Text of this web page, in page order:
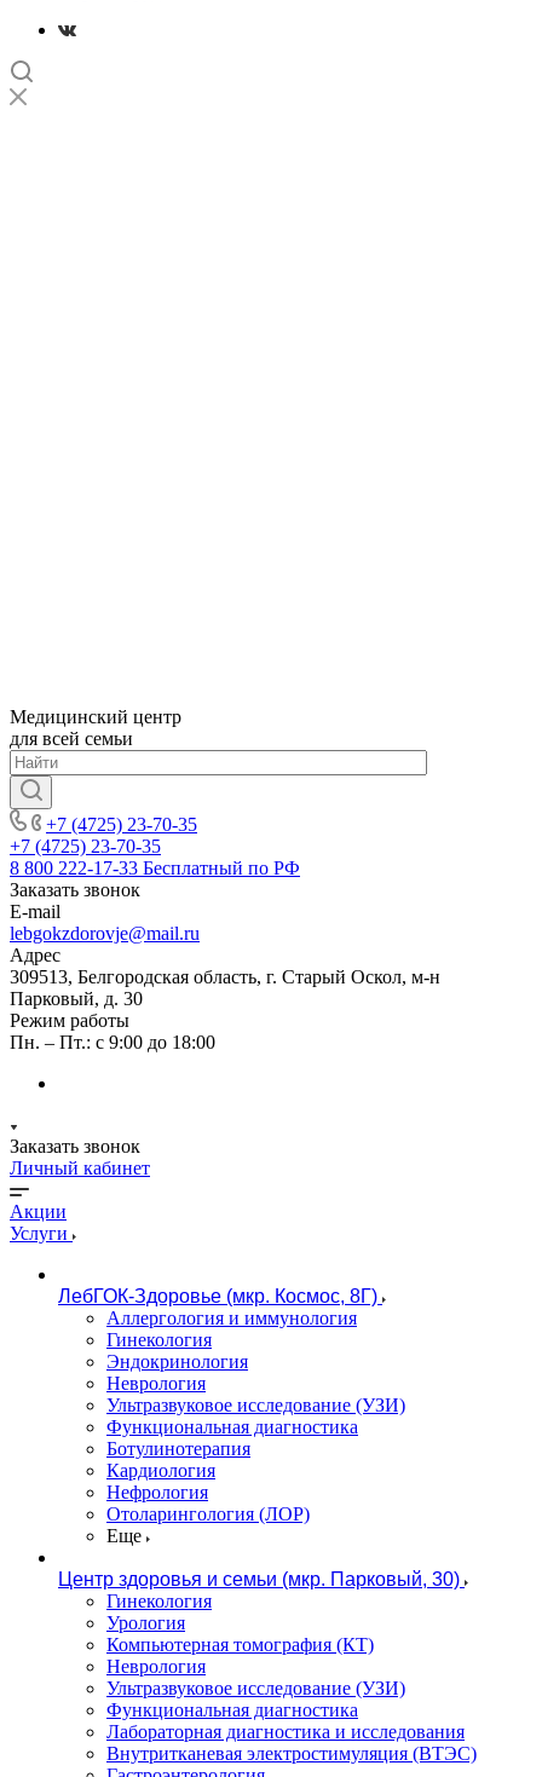
Медицинский центр
для всей семьи
+7 (4725) 23-70-35
+7 (4725) 23-70-35
8 800 222-17-33 Бесплатный по РФ
Заказать звонок
E-mail
lebgokzdorovje@mail.ru
Адрес
309513, Белгородская область, г. Старый Оскол, м-н
Парковый, д. 30
Режим работы
Пн. – Пт.: с 9:00 до 18:00
Заказать звонок
Личный кабинет
Акции
Услуги
ЛебГОК-Здоровье (мкр. Космос, 8Г)
Аллергология и иммунология
Гинекология
Эндокринология
Неврология
Ультразвуковое исследование (УЗИ)
Функциональная диагностика
Ботулинотерапия
Кардиология
Нефрология
Отоларингология (ЛОР)
Еще
Центр здоровья и семьи (мкр. Парковый, 30)
Гинекология
Урология
Компьютерная томография (КТ)
Неврология
Ультразвуковое исследование (УЗИ)
Функциональная диагностика
Лабораторная диагностика и исследования
Внутритканевая электростимуляция (ВТЭС)